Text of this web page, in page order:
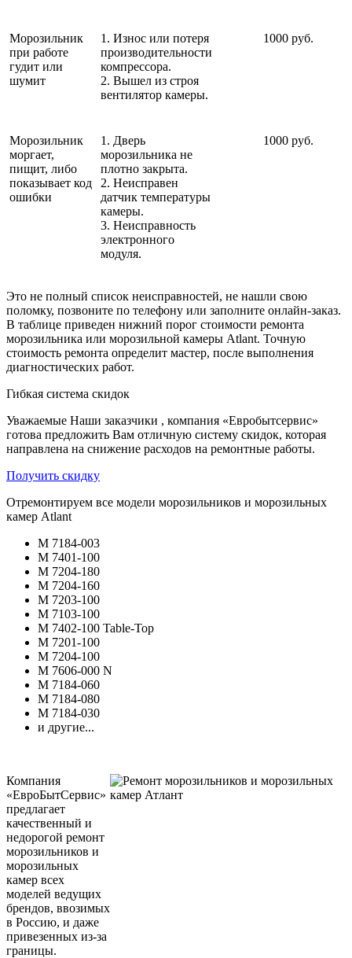
Морозильник
при работе
гудит или
шумит
1. Износ или потеря
производительности
компрессора.
2. Вышел из строя
вентилятор камеры.
1000 руб.
Морозильник
моргает,
пищит, либо
показывает код
ошибки
1. Дверь
морозильника не
плотно закрыта.
2. Неисправен
датчик температуры
камеры.
3. Неисправность
электронного
модуля.
1000 руб.
Это не полный список неисправностей, не нашли свою
поломку, позвоните по телефону или заполните онлайн-заказ.
В таблице приведен нижний порог стоимости ремонта
морозильника или морозильной камеры Atlant. Точную
стоимость ремонта определит мастер, после выполнения
диагностических работ.
Гибкая система скидок
Уважаемые Наши заказчики , компания «Евробытсервис»
готова предложить Вам отличную систему скидок, которая
направлена на снижение расходов на ремонтные работы.
Получить скидку
Отремонтируем все модели морозильников и морозильных
камер Atlant
М 7184-003
М 7401-100
М 7204-180
М 7204-160
М 7203-100
М 7103-100
М 7402-100 Table-Top
М 7201-100
М 7204-100
М 7606-000 N
М 7184-060
М 7184-080
М 7184-030
и другие...
Компания
«ЕвроБытСервис»
предлагает
качественный и
недорогой ремонт
морозильников и
морозильных
камер всех
моделей ведущих
брендов, ввозимых
в Россию, и даже
привезенных из-за
границы.